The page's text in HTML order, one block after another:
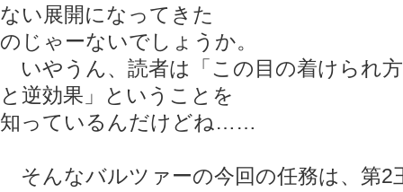
ない展開になってきた
のじゃーないでしょうか。
いやうん、読者は「この目の着けられ
と逆効果」ということを
知っているんだけどね……
そんなバルツァーの今回の任務は、第2